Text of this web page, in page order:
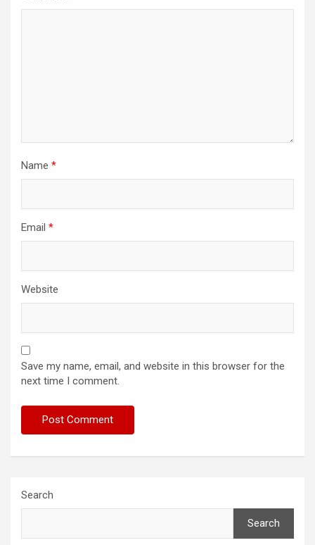
Name *
Email *
Website
Save my name, email, and website in this browser for the
next time I comment.
Search
Search